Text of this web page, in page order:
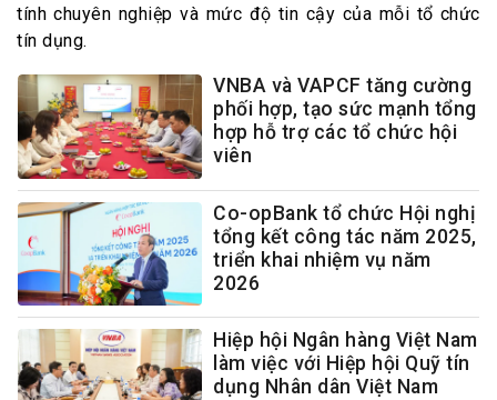
tính chuyên nghiệp và mức độ tin cậy của mỗi tổ chức
tín dụng.
VNBA và VAPCF tăng cường
phối hợp, tạo sức mạnh tổng
hợp hỗ trợ các tổ chức hội
viên
Co-opBank tổ chức Hội nghị
tổng kết công tác năm 2025,
triển khai nhiệm vụ năm
2026
Hiệp hội Ngân hàng Việt Nam
làm việc với Hiệp hội Quỹ tín
dụng Nhân dân Việt Nam